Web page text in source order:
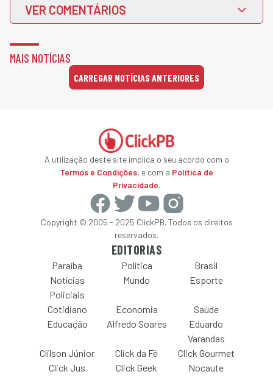
VER COMENTÁRIOS
MAIS NOTÍCIAS
CARREGAR NOTÍCIAS ANTERIORES
A utilização deste site implica o seu acordo com o
Termos e Condições, e com a Política de
Privacidade.
Copyright © 2005 - 2025 ClickPB. Todos os direitos
reservados.
EDITORIAS
Paraíba Política
Brasil
Notícias
Policiais
Mundo Esporte
Cotidiano Economia
Saúde
Educação
Alfredo Soares
Eduardo
Varandas
Clilson Júnior
Click da Fé
Click Gourmet
Click Jus
Click Geek Nocaute